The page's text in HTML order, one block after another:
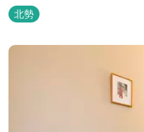
食、イタリアン、中華と多彩
い。近鉄四日市駅から徒歩３
北勢